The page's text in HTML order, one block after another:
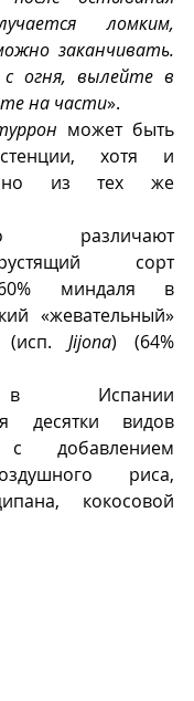
ломким,
заканчивать.
огня, вылейте в
на части».
может быть
хотя и
из тех же
различают
сорт
миндаля в
«жевательный»
(исп. Jijona) (64%
Испании
риса,
кокосовой